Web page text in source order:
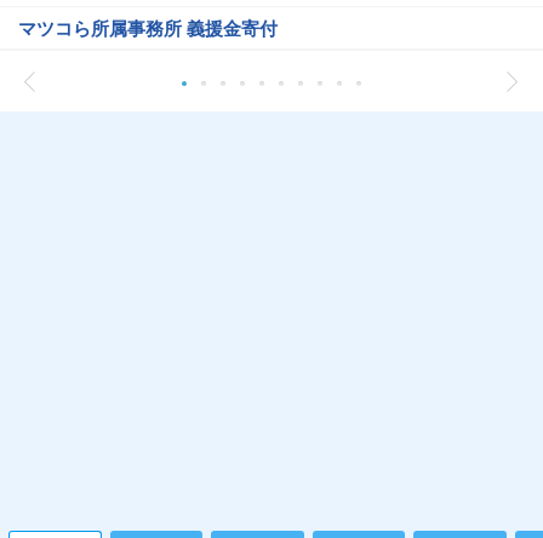
マツコら所属事務所 義援金寄付